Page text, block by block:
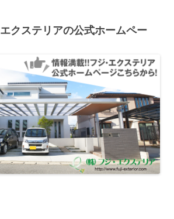
クステリアの公式ホームペー